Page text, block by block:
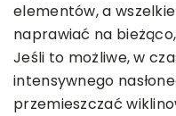
elementów, a
naprawiać na
Jeśli to możliwe, w
intensywnego
przemieszczać